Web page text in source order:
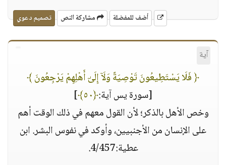
أضف للمفضلة مشاركة النص تصميم دعوي
آية
﴿ فَلَا يَسْتَطِيعُونَ تَوْصِيَةً وَلَآ إِلَىٰٓ أَهْلِهِمْ يَرْجِعُونَ ﴾
[سورة يس آية:﴿٥٠﴾
]
وخص الأهل بالذكر؛ لأن القول معهم في ذلك الوقت أهم
على الإنسان من الأجنبيين، وأوكد في نفوس البشر. ابن
عطية:4/457.